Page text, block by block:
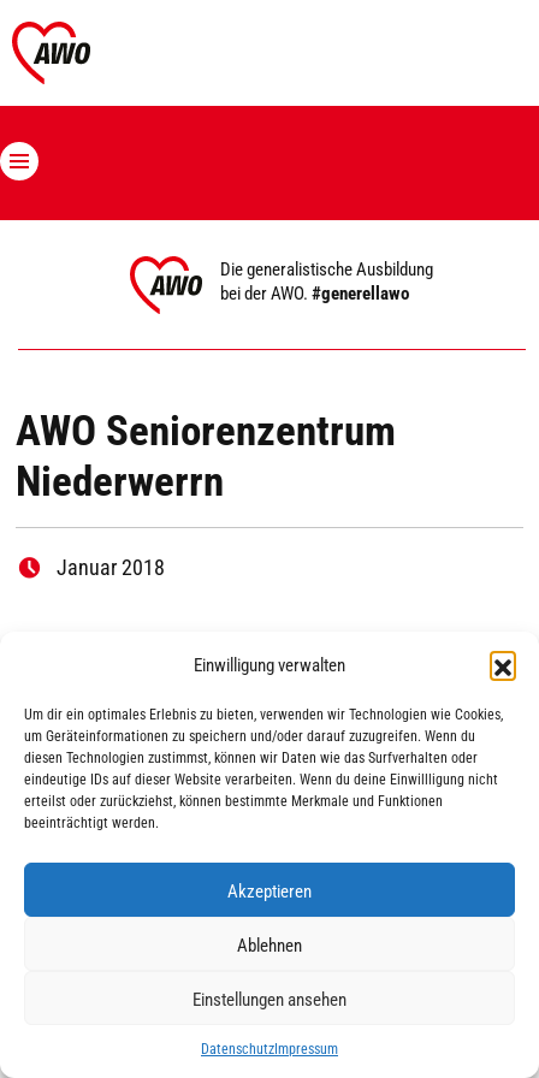
Einwilligung verwalten
Um dir ein optimales Erlebnis zu bieten, verwenden wir Technologien wie Cookies,
um Geräteinformationen zu speichern und/oder darauf zuzugreifen. Wenn du
diesen Technologien zustimmst, können wir Daten wie das Surfverhalten oder
eindeutige IDs auf dieser Website verarbeiten. Wenn du deine Einwillligung nicht
erteilst oder zurückziehst, können bestimmte Merkmale und Funktionen
beeinträchtigt werden.
Akzeptieren
Ablehnen
Einstellungen ansehen
DatenschutzImpressum
Die generalistische Ausbildung
bei der AWO.#generellawo
AWO Seniorenzentrum
Niederwerrn
Januar 2018
Impressum | Datenschutz | © 2025 AWO Ausbildung